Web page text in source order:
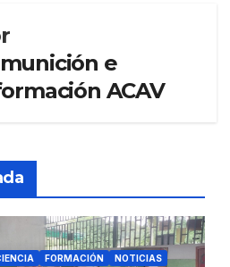
e
ACAV
FORMACIÓN NOTICIAS